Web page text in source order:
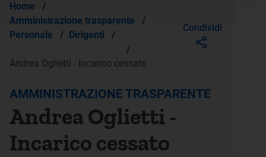
Home
/
Amministrazione trasparente
/
Personale
/ Dirigenti
/
/
Andrea Oglietti - Incarico cessato
Condividi
AMMINISTRAZIONE TRASPARENTE
Andrea Oglietti -
Incarico cessato